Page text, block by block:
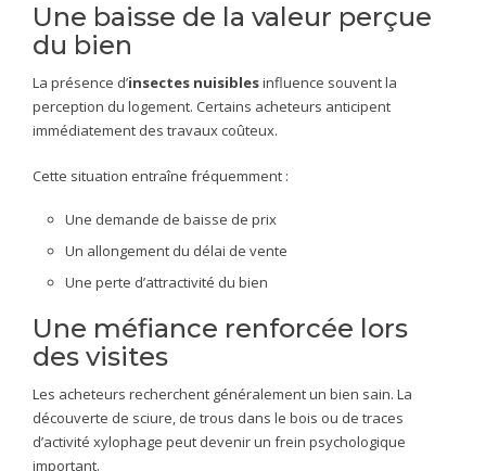
Une baisse de la valeur perçue
du bien
La présence d’insectes nuisiblesinfluence souvent la
perception du logement. Certains acheteurs anticipent
immédiatement des travaux coûteux.
Cette situation entraîne fréquemment :
Une demande de baisse de prix
Un allongement du délai de vente
Une perte d’attractivité du bien
Une méfiance renforcée lors
des visites
Les acheteurs recherchent généralement un bien sain. La
découverte de sciure, de trous dans le bois ou de traces
d’activité xylophage peut devenir un frein psychologique
important.